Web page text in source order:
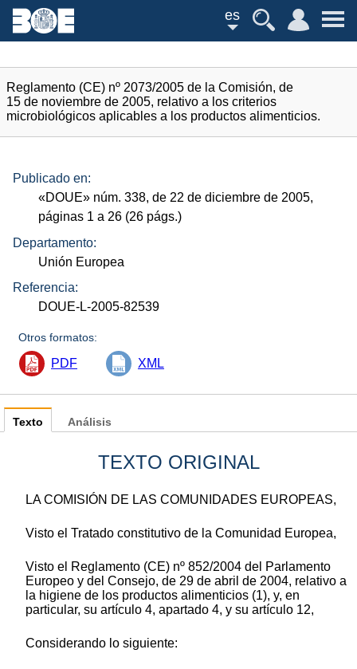
es
Reglamento (CE) nº 2073/2005 de la Comisión, de
15 de noviembre de 2005, relativo a los criterios
microbiológicos aplicables a los productos alimenticios.
Publicado en:
«DOUE» núm. 338, de 22 de diciembre de 2005,
páginas 1 a 26 (26 págs.)
Departamento:
Unión Europea
Referencia:
DOUE-L-2005-82539
Otros formatos:
PDF XML
Texto
TEXTO ORIGINAL
LA COMISIÓN DE LAS COMUNIDADES EUROPEAS,
Visto el Tratado constitutivo de la Comunidad Europea,
Visto el Reglamento (CE) nº 852/2004 del Parlamento
Europeo y del Consejo, de 29 de abril de 2004, relativo a
la higiene de los productos alimenticios (1), y, en
particular, su artículo 4, apartado 4, y su artículo 12,
Considerando lo siguiente:
Análisis